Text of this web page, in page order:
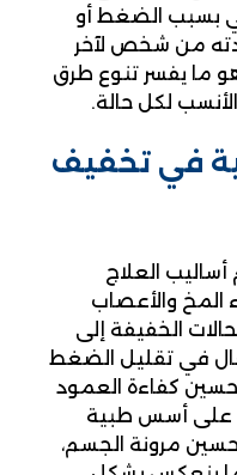
بسبب الضغط أو
من شخص لآخر
ما يفسر تنوع طرق
لكل حالة.
في تخفيف
العلاج
المخ والأعصاب
الخفيفة إلى
في تقليل الضغط
كفاءة العمود
على أسس طبية
مرونة الجسم،